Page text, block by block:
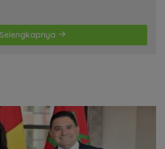
Selengkapnya